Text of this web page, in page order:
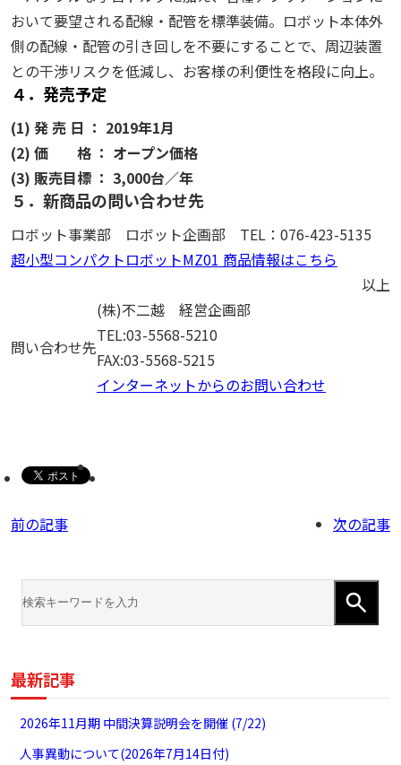
おいて要望される配線・配管を標準装備。ロボット本体外
側の配線・配管の引き回しを不要にすることで、周辺装置
との干渉リスクを低減し、お客様の利便性を格段に向上。
４．発売予定
(1) 発 売 日 ： 2019年1月
(2) 価 格 ： オープン価格
(3) 販売目標 ： 3,000台／年
５．新商品の問い合わせ先
ロボット事業部 ロボット企画部 TEL：076-423-5135
超小型コンパクトロボットMZ01 商品情報はこちら
以上
問い合わせ先
(株)不二越 経営企画部
TEL:03-5568-5210
FAX:03-5568-5215
インターネットからのお問い合わせ
前の記事 次の記事
最新記事
2026年11月期 中間決算説明会を開催 (7/22)
人事異動について(2026年7月14日付)